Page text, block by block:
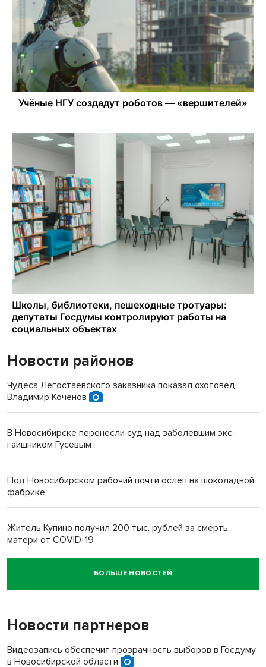
Новости районов
Чудеса Легостаевского заказника показал охотовед
Владимир Коченов
В Новосибирске перенесли суд над заболевшим экс-
гаишником Гусевым
Под Новосибирском рабочий почти ослеп на шоколадной
фабрике
Житель Купино получил 200 тыс. рублей за смерть
матери от COVID-19
Новосибирский суд наказал водителя за смерть
пенсионерки на вокзале
«Мы живём на пастбище!»: в новосибирском селе лошади
терроризируют жителей
БОЛЬШЕ НОВОСТЕЙ
Новости партнеров
Видеозапись обеспечит прозрачность выборов в Госдуму
в Новосибирской области